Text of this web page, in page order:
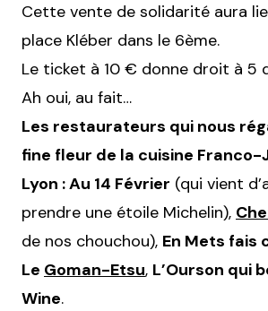
Cette vente de solidarité aura
place Kléber dans le 6ème.
Le ticket à 10 € donne droit à 5
Ah oui, au fait…
Les restaurateurs qui nous
fine fleur de la cuisine Franco-
Lyon :Au 14 Février (qui vient
prendre une étoile Michelin),
de nos chouchou), En Mets fais
Le Goman-Etsu, L’Ourson qui
Wine.